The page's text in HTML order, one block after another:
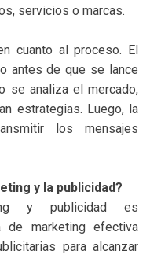
servicios o marcas.
cuanto al proceso. El
antes de que se lance
se analiza el mercado,
estrategias. Luego, la
los mensajes
y la publicidad?
y publicidad es
de marketing efectiva
para alcanzar